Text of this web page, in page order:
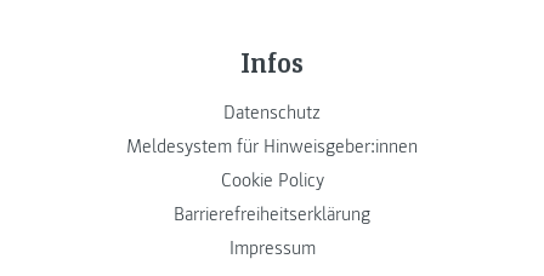
Infos
Datenschutz
Meldesystem für Hinweisgeber:innen
Cookie Policy
Barrierefreiheitserklärung
Impressum